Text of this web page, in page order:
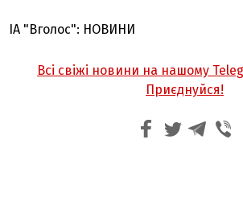
ІА "Вголос": НОВИНИ
Всі свіжі новини на нашому
Приєднуйся!